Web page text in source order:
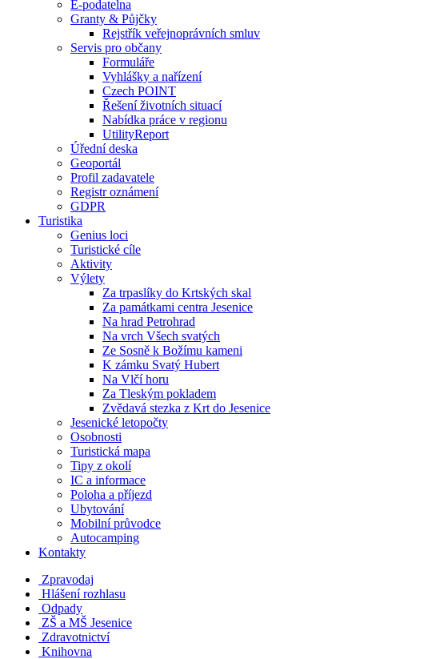
E-podatelna
Granty & Půjčky
Rejstřík veřejnoprávních smluv
Servis pro občany
Formuláře
Vyhlášky a nařízení
Czech POINT
Řešení životních situací
Nabídka práce v regionu
UtilityReport
Úřední deska
Geoportál
Profil zadavatele
Registr oznámení
GDPR
Turistika
Genius loci
Turistické cíle
Aktivity
Výlety
Za trpaslíky do Krtských skal
Za památkami centra Jesenice
Na hrad Petrohrad
Na vrch Všech svatých
Ze Sosně k Božímu kameni
K zámku Svatý Hubert
Na Vlčí horu
Za Tleským pokladem
Zvědavá stezka z Krt do Jesenice
Jesenické letopočty
Osobnosti
Turistická mapa
Tipy z okolí
IC a informace
Poloha a příjezd
Ubytování
Mobilní průvodce
Autocamping
Kontakty
Zpravodaj
Hlášení rozhlasu
Odpady
ZŠ a MŠ Jesenice
Zdravotnictví
Knihovna